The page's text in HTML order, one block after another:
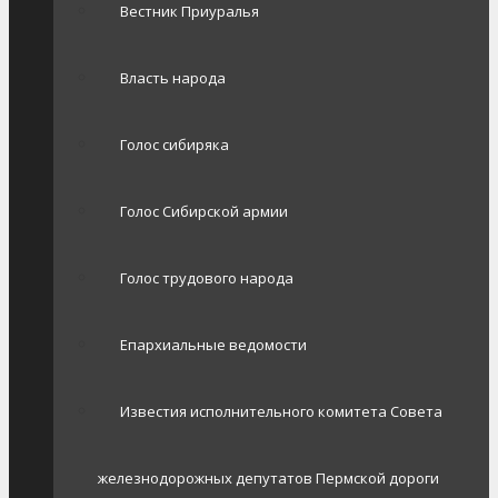
Вестник Приуралья
Власть народа
Голос сибиряка
Голос Сибирской армии
Голос трудового народа
Епархиальные ведомости
Известия исполнительного комитета Совета
железнодорожных депутатов Пермской дороги